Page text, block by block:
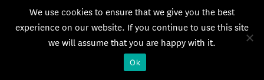
laborales y las conquistas sociales. Se trata
de un proyecto político de la derecha
conservadora en prácticamente todos los
países del mundo. Decir trabajadores
We use cookies to ensure that we give you the best
experience on our website. If you continue to use this site
we will assume that you are happy with it.
Ok